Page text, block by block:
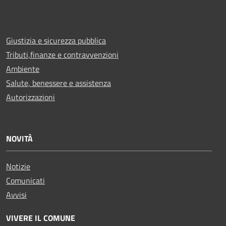
Giustizia e sicurezza pubblica
Tributi,finanze e contravvenzioni
Ambiente
Salute, benessere e assistenza
Autorizzazioni
NOVITÀ
Notizie
Comunicati
Avvisi
VIVERE IL COMUNE